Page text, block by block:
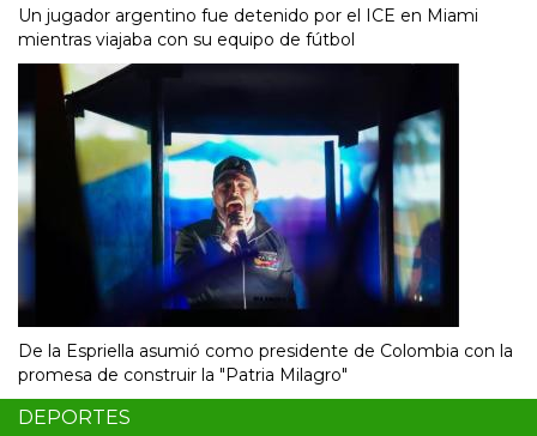
Un jugador argentino fue detenido por el ICE en Miami
mientras viajaba con su equipo de fútbol
De la Espriella asumió como presidente de Colombia con la
promesa de construir la "Patria Milagro"
DEPORTES